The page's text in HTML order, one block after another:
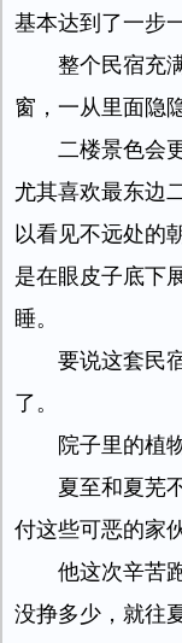
基本达到了一步
整个民宿充
窗，一从里面隐
二楼景色会
尤其喜欢最东边
以看见不远处的
是在眼皮子底下
睡。
要说这套民
了。
院子里的植
夏至和夏芜
付这些可恶的家伙
他这次辛苦
没挣多少，就往